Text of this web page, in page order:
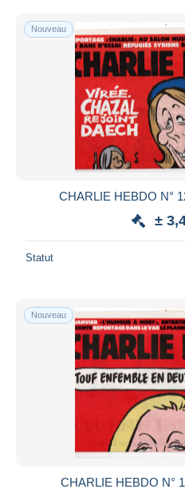
Nouveau
CHARLIE HEBDO N°
±
Statut
Nouveau
CHARLIE HEBDO N°